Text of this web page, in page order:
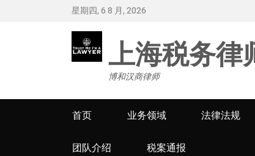
星期四, 6 8 月, 2026
上海税务律
博和汉商律师
Primary
menu
首页 业务领域 法律法规
团队介绍 税案通报